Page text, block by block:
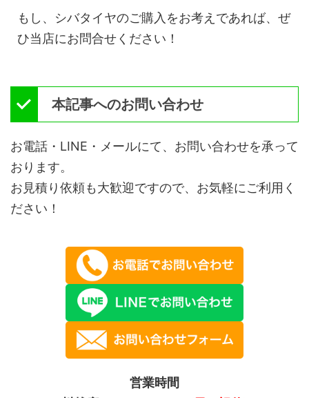
もし、シバタイヤのご購入をお考えであれば、ぜ
ひ当店にお問合せください！
本記事へのお問い合わせ
お電話・LINE・メールにて、お問い合わせを承って
おります。
お見積り依頼も大歓迎ですので、お気軽にご利用く
ださい！
営業時間